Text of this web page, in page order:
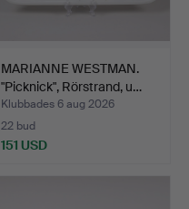
MARIANNE WESTMAN.
"Picknick", Rörstrand, u…
Klubbades 6 aug 2026
22 bud
151 USD